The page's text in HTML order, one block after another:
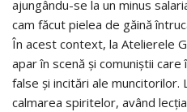
ajungându-se la un minus
cam făcut pielea de găină
În acest context, la Atelierele
apar în scenă și comuniștii
false și incitări ale muncitorilor.
calmarea spiritelor, având